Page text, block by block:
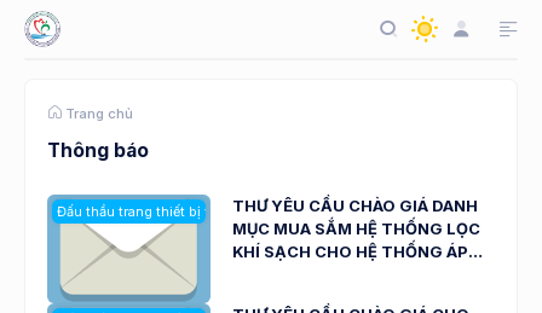
Trang chủ
Thông báo
Đấu thầu trang thiết bị y tế
THƯ YÊU CẦU CHÀO GIÁ DANH
MỤC MUA SẮM HỆ THỐNG LỌC
KHÍ SẠCH CHO HỆ THỐNG ÁP